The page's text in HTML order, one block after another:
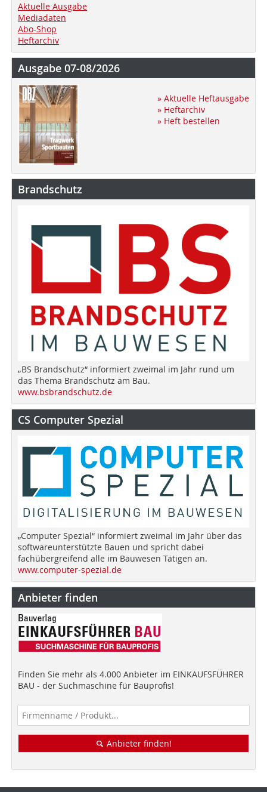
Aktuelle Ausgabe
Mediadaten
Abo-Shop
Heftarchiv
Ausgabe 07-08/2026
» Aktuelle Heftausgabe
» Heftarchiv
» Heft bestellen
Brandschutz
„BS Brandschutz“ informiert zweimal im Jahr rund um
das Thema Brandschutz am Bau.
www.bsbrandschutz.de
CS Computer Spezial
„Computer Spezial“ informiert zweimal im Jahr über das
softwareunterstützte Bauen und spricht dabei
fachübergreifend alle im Bauwesen Tätigen an.
www.computer-spezial.de
Anbieter finden
Finden Sie mehr als 4.000 Anbieter im EINKAUFSFÜHRER
BAU - der Suchmaschine für Bauprofis!
Anbieter finden!